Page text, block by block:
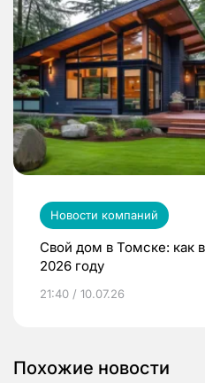
Новости компаний
Свой дом в Томске: как
2026 году
21:40 / 10.07.26
Похожие новости